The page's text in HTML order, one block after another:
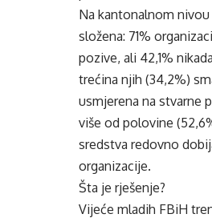
Na kantonalnom
složena: 71%
pozive, ali 42,1%
trećina njih (34,2%)
usmjerena na stvarne
više od polovine
sredstva redovno
organizacije.
Šta je rješenje?
Vijeće mladih FBiH